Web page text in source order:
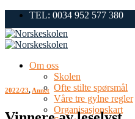
Skip
content
TEL: 0034 952 577 380
Om oss
Skolen
Ofte stilte spørsmål
Våre tre gylne regler
Organisasjonskart
2022/23, Annet